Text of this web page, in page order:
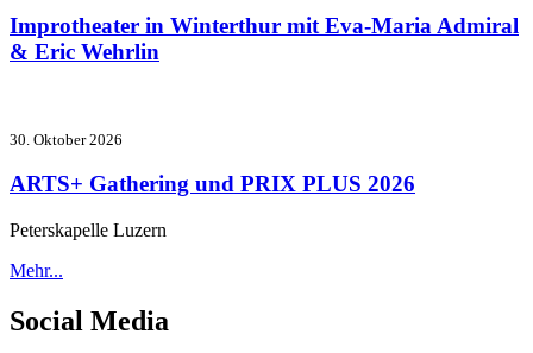
Improtheater in Winterthur mit Eva-Maria Admiral
& Eric Wehrlin
30. Oktober 2026
ARTS+ Gathering und PRIX PLUS 2026
Peterskapelle Luzern
Mehr...
Social Media